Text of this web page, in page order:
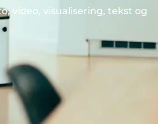
video, visualisering, tekst og